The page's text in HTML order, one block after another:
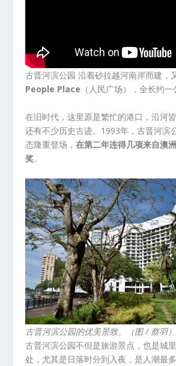
古晋河滨公园 沿着砂拉越河南岸而建，
People Place （人民广场），全长约一
在旧时代，这里原是繁忙的港口，沿河
还有不少历史古迹。1993年，古晋河滨
态隆重登场，在第二年连得几项来自澳
奖。
古晋河滨公园的优美景致。（图 / 蔡羽）
古晋河滨公园不但是旅游景点，也是城
处，尤其是日落时分到入夜，是人潮最